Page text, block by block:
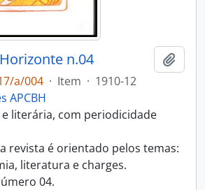
n.04
a/004 · Item · 1910-12
APCBH
literária, com periodicidade
revista é orientado pelos temas:
literatura e charges.
04.